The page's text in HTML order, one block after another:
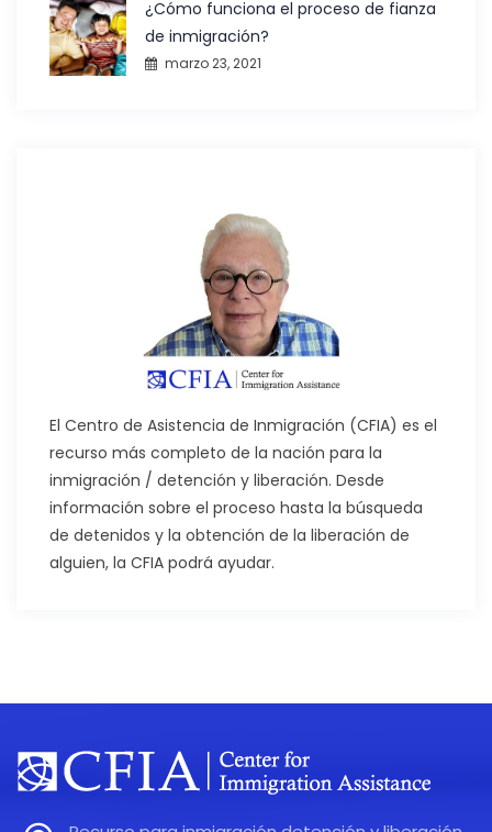
¿Cómo funciona el proceso de fianza
de inmigración?
marzo 23, 2021
El Centro de Asistencia de Inmigración (CFIA) es el
recurso más completo de la nación para la
inmigración / detención y liberación. Desde
información sobre el proceso hasta la búsqueda
de detenidos y la obtención de la liberación de
alguien, la CFIA podrá ayudar.